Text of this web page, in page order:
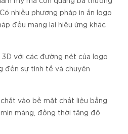
nhiều phương pháp in ấn logo
đều mang lại hiệu ứng khác
3D với các đường nét của logo
đến sự tinh tế và chuyên
vào bề mặt chất liệu bằng
màng, đồng thời tăng độ